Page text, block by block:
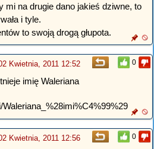
mi na drugie dano jakieś dziwne, to
i tyle.
to swoją drogą głupota.
0
Kwietnia, 2011 12:52
imię Waleriana
0
Kwietnia, 2011 12:56